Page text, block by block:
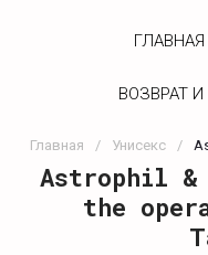
ГЛАВНАЯ
ВОЗВРАТ
Главная / Унисекс /
Astrophil
the